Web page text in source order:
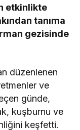
etkinlikte
tanıma
gezisinde
düzenlenen
ve
günde,
kuşburnu ve
keşfetti.